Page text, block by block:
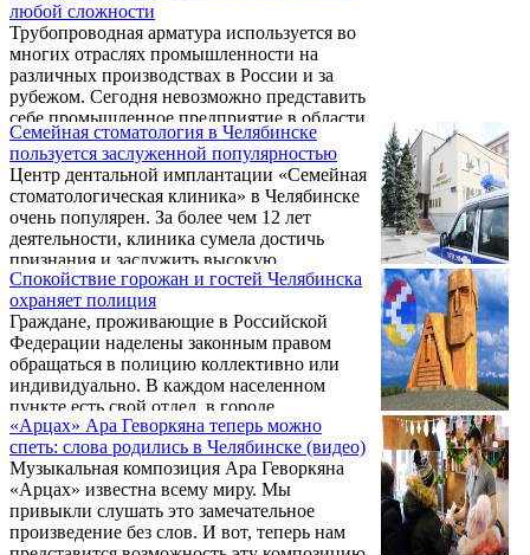
на заказ в Челябинске , заходите на сайт
sitandeat.ru.
любой сложности
Трубопроводная арматура используется во
многих отраслях промышленности на
различных производствах в России и за
рубежом. Сегодня невозможно представить
себе промышленное предприятие в области
металлургии или нефтегазового комплекса,
химического или энергетического сектора,
строительной либо горнодобывающей
отрасли без специальных деталей,
изготовленных из качественного
металлопроката. Купить отводы ГОСТ
17375 – такая необходимость может
возникнуть на любом производстве, в связи
с чем важно определиться ...
Семейная стоматология в Челябинске
пользуется заслуженной популярностью
Центр дентальной имплантации «Семейная
стоматологическая клиника» в Челябинске
очень популярен. За более чем 12 лет
деятельности, клиника сумела достичь
признания и заслужить высокую
репутацию. На сайте клиники fdclinic
Челябинск можно ознакомиться с нужной
услугой и записаться на прием с
последующим лечение.
Спокойствие горожан и гостей Челябинска
охраняет полиция
Граждане, проживающие в Российской
Федерации наделены законным правом
обращаться в полицию коллективно или
индивидуально. В каждом населенном
пункте есть свой отдел, в городе
Челябинске они присутствуют в каждом
районе. Чтобы не искать телефоны или
адреса этих отделений, создан сайт https://
полиция-челябинск.рф на котором
размещены все требуемые контакты и
координаты. Статья 33 Конституции РФ
«Арцах» Ара Геворкяна теперь можно
спеть: слова родились в Челябинске (видео)
Музыкальная композиция Ара Геворкяна
«Арцах» известна всему миру. Мы
привыкли слушать это замечательное
произведение без слов. И вот, теперь нам